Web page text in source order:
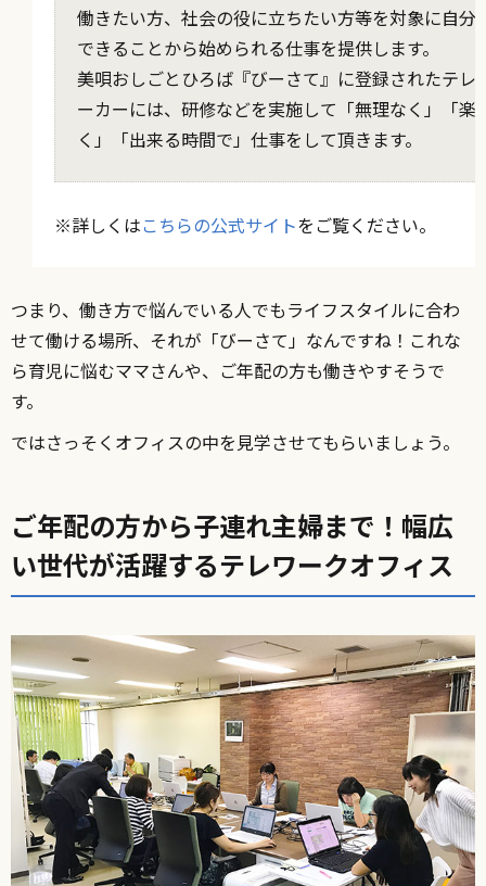
働きたい方、社会の役に立ちたい方等を対象に自分
できることから始められる仕事を提供します。
美唄おしごとひろば『びーさて』に登録されたテレ
ーカーには、研修などを実施して「無理なく」「楽
く」「出来る時間で」仕事をして頂きます。
※詳しくはこちらの公式サイトをご覧ください。
つまり、働き方で悩んでいる人でもライフスタイルに合わ
せて働ける場所、それが「びーさて」なんですね！これな
ら育児に悩むママさんや、ご年配の方も働きやすそうで
す。
ではさっそくオフィスの中を見学させてもらいましょう。
ご年配の方から子連れ主婦まで！幅広
い世代が活躍するテレワークオフィス